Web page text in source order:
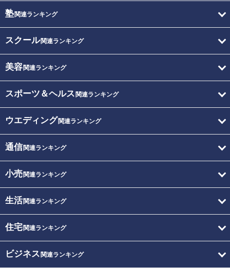
塾関連ランキング
スクール関連ランキング
美容関連ランキング
スポーツ＆ヘルス 関連ランキング
ウエディング関連ランキング
通信関連ランキング
小売関連ランキング
生活関連ランキング
住宅関連ランキング
ビジネス 関連ランキング